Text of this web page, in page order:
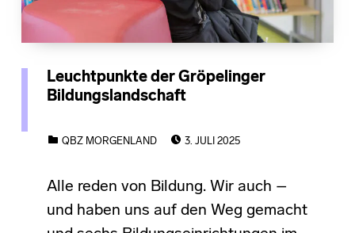
Leuchtpunkte der Gröpelinger
Bildungslandschaft
QBZ MORGENLAND
3. JULI 2025
Alle reden von Bildung. Wir auch –
und haben uns auf den Weg gemacht